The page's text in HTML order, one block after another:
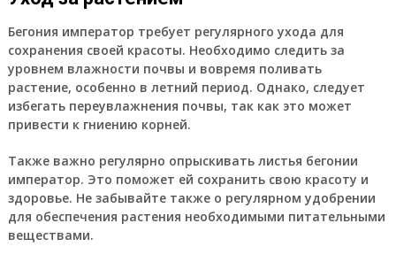
Бегония император требует регулярного ухода для
сохранения своей красоты. Необходимо следить за
уровнем влажности почвы и вовремя поливать
растение, особенно в летний период. Однако, следует
избегать переувлажнения почвы, так как это может
привести к гниению корней.
Также важно регулярно опрыскивать листья бегонии
император. Это поможет ей сохранить свою красоту и
здоровье. Не забывайте также о регулярном удобрении
для обеспечения растения необходимыми питательными
веществами.